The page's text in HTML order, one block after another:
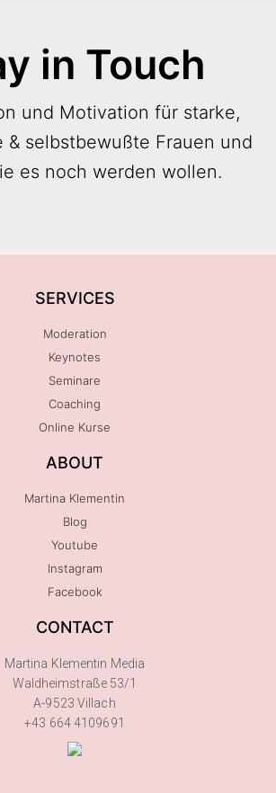
in Touch
und Motivation für starke,
& selbstbewußte Frauen und
es noch werden wollen.
SERVICES
Moderation
Keynotes
Seminare
Coaching
Online Kurse
ABOUT
Martina Klementin
Blog
Youtube
Instagram
Facebook
CONTACT
Martina Klementin Media
Waldheimstraße 53/1
A-9523 Villach
+43 664 4109691